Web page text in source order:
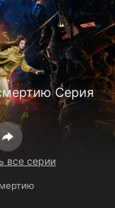
Серия
все серии
Контакты